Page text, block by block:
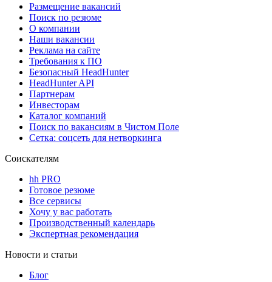
Размещение вакансий
Поиск по резюме
О компании
Наши вакансии
Реклама на сайте
Требования к ПО
Безопасный HeadHunter
HeadHunter API
Партнерам
Инвесторам
Каталог компаний
Поиск по вакансиям в Чистом Поле
Сетка: соцсеть для нетворкинга
Соискателям
hh PRO
Готовое резюме
Все сервисы
Хочу у вас работать
Производственный календарь
Экспертная рекомендация
Новости и статьи
Блог